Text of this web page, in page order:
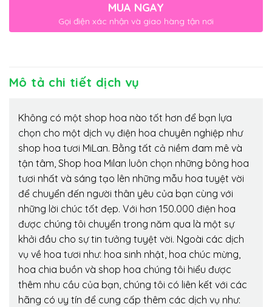
MUA NGAY
Gọi điện xác nhận và giao hàng tận nơi
Mô tả chi tiết dịch vụ
Không có một shop hoa nào tốt hơn để bạn lựa
chọn cho một dịch vụ điện hoa chuyên nghiệp như
shop hoa tươi MiLan. Bằng tất cả niềm đam mê và
tận tâm, Shop hoa Milan luôn chọn những bông hoa
tươi nhất và sáng tạo lên những mẫu hoa tuyệt vời
để chuyển đến người thân yêu của bạn cùng với
những lời chúc tốt đẹp. Với hơn 150.000 điện hoa
được chúng tôi chuyển trong năm qua là một sự
khởi đầu cho sự tin tưởng tuyệt vời. Ngoài các dịch
vụ về hoa tươi như: hoa sinh nhật, hoa chúc mừng,
hoa chia buồn và shop hoa chúng tôi hiểu được
thêm nhu cầu của bạn, chúng tôi có liên kết với các
hãng có uy tín để cung cấp thêm các dịch vụ như: